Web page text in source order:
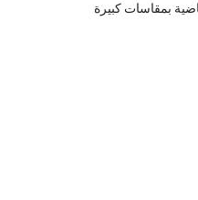
بمقاسات كبيرة